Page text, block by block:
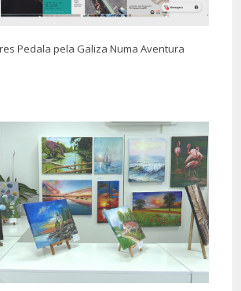
Pedala pela Galiza Numa Aventura